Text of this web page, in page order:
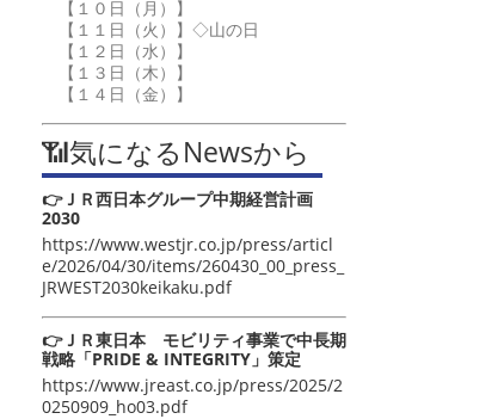
【１０日（月）】
【１１日（火）】◇山の日
【１２日（水）】
【１３日（木）】
【１４日（金）】
📶気になるNewsから
👉ＪＲ西日本グループ中期経営計画
2030
https://www.westjr.co.jp/press/articl
e/2026/04/30/items/260430_00_press_
JRWEST2030keikaku.pdf
👉ＪＲ東日本 モビリティ事業で中長期
戦略「PRIDE & INTEGRITY」策定
https://www.jreast.co.jp/press/2025/2
0250909_ho03.pdf